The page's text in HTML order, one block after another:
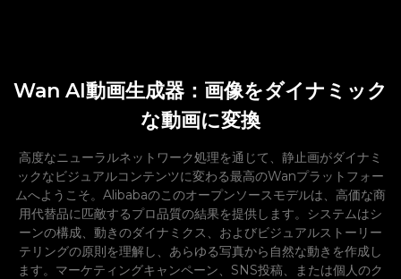
Wan AI動画生成器：画像をダイナミック
な動画に変換
高度なニューラルネットワーク処理を通じて、静止画がダイナミ
ックなビジュアルコンテンツに変わる最高のWanプラットフォー
ムへようこそ。Alibabaのこのオープンソースモデルは、高価な商
用代替品に匹敵するプロ品質の結果を提供します。システムはシ
ーンの構成、動きのダイナミクス、およびビジュアルストーリー
テリングの原則を理解し、あらゆる写真から自然な動きを作成し
ます。マーケティングキャンペーン、SNS投稿、または個人のク